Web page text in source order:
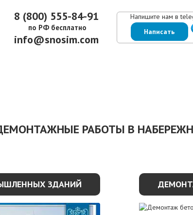
8 (800) 555-84-91
по РФ бесплатно
info@snosim.com
Напишите нам в
Написать
РАБОТЫ В
ЗДАНИЙ